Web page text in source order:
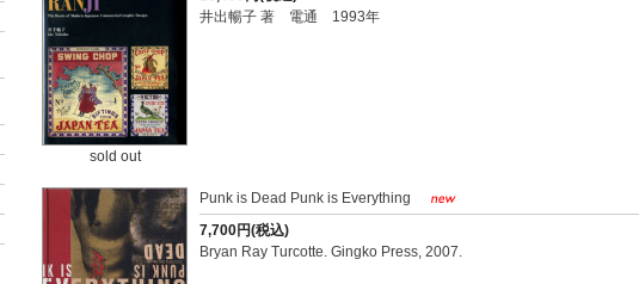
sold out
井出暢子 著 電通 1993年
Punk is Dead Punk is Everything
7,700円(税込)
Bryan Ray Turcotte. Gingko Press, 2007.